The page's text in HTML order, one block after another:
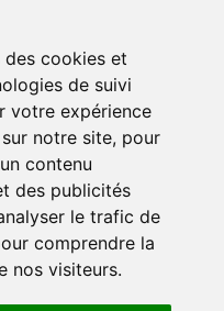
des cookies et
de suivi
votre expérience
notre site, pour
contenu
des publicités
le trafic de
comprendre la
nos visiteurs.